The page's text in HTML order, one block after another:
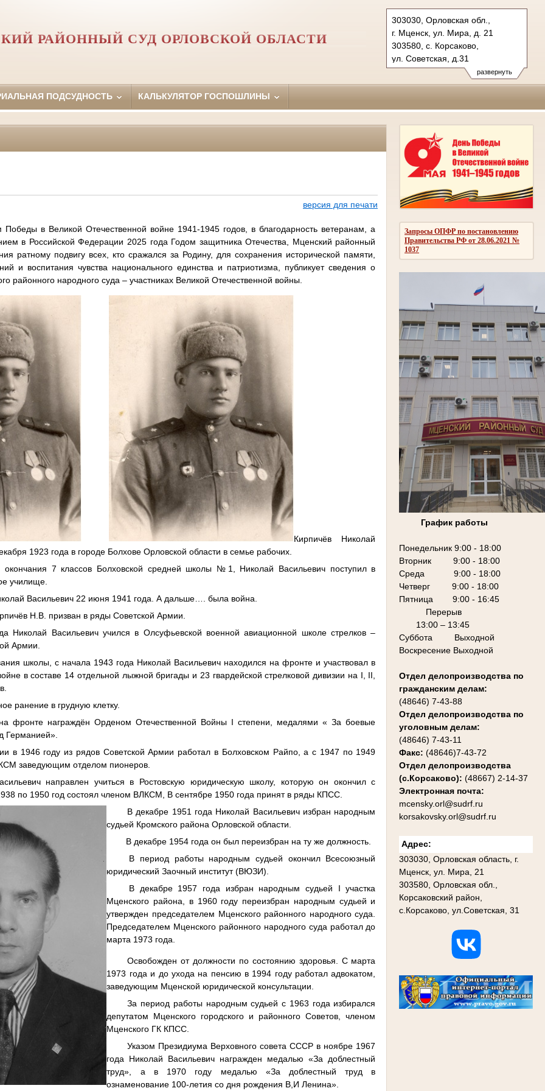
развернуть
303030, Орловская обл.,
г. Мценск, ул. Мира, д. 21
303580, с. Корсаково,
ул. Советская, д.31
Тел.: (48646) 7-43-72 (ф),
(48646) 7-43-11 (тел.)
korsakovsky.orl@sudrf.ru
РАЙОННЫЙ СУД ОРЛОВCКОЙ ОБЛАСТИ
ПОДСУДНОСТЬ КАЛЬКУЛЯТОР ГОСПОШЛИНЫ
Запросы ОПФР по постановлению
Правительства РФ от 28.06.2021 №
1037
График работы
Понедельник 9:00 - 18:00
Вторник 9:00 - 18:00
Среда 9:00 - 18:00
Четверг 9:00 - 18:00
Пятница 9:00 - 16:45
Перерыв
13:00 – 13:45
Суббота Выходной
Воскресение Выходной
Отдел делопроизводства по
гражданским делам:
(48646) 7-43-88
Отдел делопроизводства по
уголовным делам:
(48646) 7-43-11
Факс: (48646)7-43-72
Отдел делопроизводства
(с.Корсаково): (48667) 2-14-37
Электронная почта:
mcensky.orl@sudrf.ru
korsakovsky.orl@sudrf.ru
Адрес:
303030, Орловская область, г.
Мценск, ул. Мира, 21
303580, Орловская обл.,
Корсаковский район,
с.Корсаково, ул.Советская, 31
версия для печати
Победы в Великой Отечественной войне 1941-1945 годов, в благодарность ветеранам, а
в Российской Федерации 2025 года Годом защитника Отечества, Мценский районный
ратному подвигу всех, кто сражался за Родину, для сохранения исторической памяти,
и воспитания чувства национального единства и патриотизма, публикует сведения о
районного народного суда – участниках Великой Отечественной войны.
Кирпичёв Николай
1923 года в городе Болхове Орловской области в семье рабочих.
7 классов Болховской средней школы №1, Николай Васильевич поступил в
училище.
Васильевич 22 июня 1941 года. А дальше…. была война.
Н.В. призван в ряды Советской Армии.
Николай Васильевич учился в Олсуфьевской военной авиационной школе стрелков –
Армии.
школы, с начала 1943 года Николай Васильевич находился на фронте и участвовал в
в составе 14 отдельной лыжной бригады и 23 гвардейской стрелковой дивизии на I, II
ранение в грудную клетку.
фронте награждён Орденом Отечественной Войны I степени, медалями « За боевые
Германией».
в 1946 году из рядов Советской Армии работал в Болховском Райпо, а с 1947 по 1949
заведующим отделом пионеров.
направлен учиться в Ростовскую юридическую школу, которую он окончил с
по 1950 год состоял членом ВЛКСМ, В сентябре 1950 года принят в ряды КПСС.
В декабре 1951 года Николай Васильевич избран народным
судьей Кромского района Орловской области.
В декабре 1954 года он был переизбран на ту же должность.
В период работы народным судьей окончил Всесоюзный
юридический Заочный институт (ВЮЗИ).
В декабре 1957 года избран народным судьей I участка
Мценского района, в 1960 году переизбран народным судьей и
утвержден председателем Мценского районного народного суда.
Председателем Мценского районного народного суда работал до
марта 1973 года.
Освобожден от должности по состоянию здоровья. С марта
1973 года и до ухода на пенсию в 1994 году работал адвокатом,
заведующим Мценской юридической консультации.
За период работы народным судьей с 1963 года избирался
депутатом Мценского городского и районного Советов, членом
Мценского ГК КПСС.
Указом Президиума Верховного совета СССР в ноябре 1967
года Николай Васильевич награжден медалью «За доблестный
труд», а в 1970 году медалью «За доблестный труд в
ознаменование 100-летия со дня рождения В,И Ленина».